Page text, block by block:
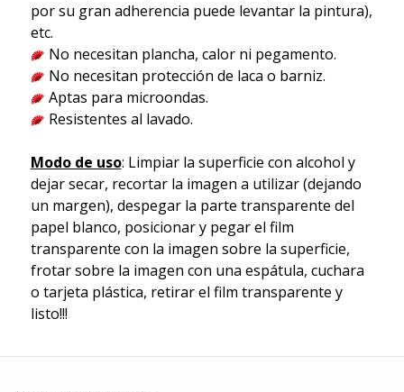
por su gran adherencia puede levantar la pintura),
etc.
No necesitan plancha, calor ni pegamento.
No necesitan protección de laca o barniz.
Aptas para microondas.
Resistentes al lavado.
Modo de uso: Limpiar la superficie con alcohol y
dejar secar, recortar la imagen a utilizar (dejando
un margen), despegar la parte transparente del
papel blanco, posicionar y pegar el film
transparente con la imagen sobre la superficie,
frotar sobre la imagen con una espátula, cuchara
o tarjeta plástica, retirar el film transparente y
listo!!!